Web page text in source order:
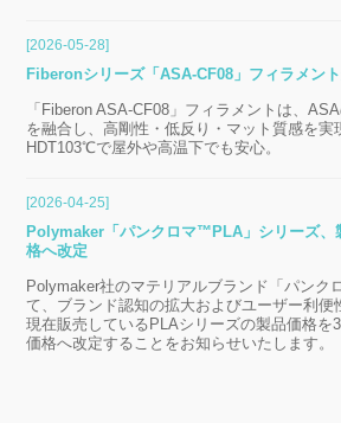
[2026-05-28]
Fiberonシリーズ「ASA-CF08」フィラメント
「Fiberon ASA-CF08」フィラメントは、
を融合し、高剛性・低反り・マット質感を実
HDT103℃で屋外や高温下でも安心。
[2026-04-25]
Polymaker「パンクロマ™PLA」シリーズ、
格へ改定
Polymaker社のマテリアルブランド「パン
て、ブランド認知の拡大およびユーザー利便
現在販売しているPLAシリーズの製品価格を
価格へ改定することをお知らせいたします。